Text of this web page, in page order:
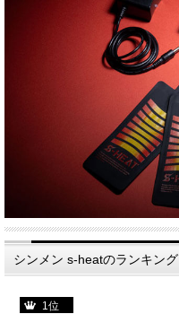
シンメン s-heatのランキング
1位